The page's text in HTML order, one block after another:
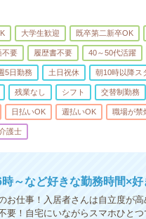
大学生歓迎 既卒第二新卒OK
不要 履歴書不要 40～50代活躍
5日勤務 土日祝休 朝10時以降ス
残業なし シフト 交替制勤務
日払いOK 週払いOK 職場が禁
護士
～など好きな勤務時間×好
仕事！入居者さんは自立度が
！自宅にいながらスマホひと